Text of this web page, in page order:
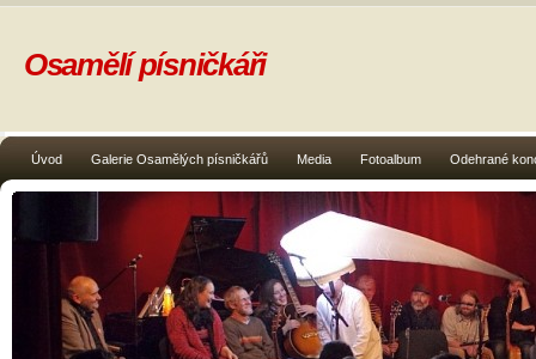
Úvod Galerie Osamělých písničkářů Media Fotoalbum Odehrané
Osamělí písničkáři